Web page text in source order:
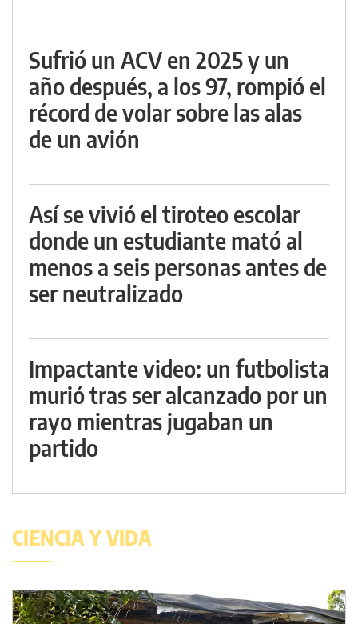
Sufrió un ACV en 2025 y un
año después, a los 97, rompió el
récord de volar sobre las alas
de un avión
Así se vivió el tiroteo escolar
donde un estudiante mató al
menos a seis personas antes de
ser neutralizado
Impactante video: un futbolista
murió tras ser alcanzado por un
rayo mientras jugaban un
partido
CIENCIA Y VIDA